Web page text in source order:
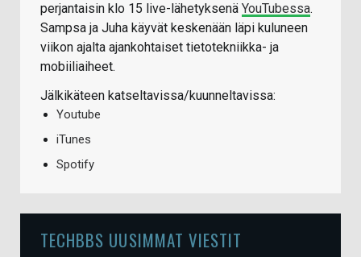
perjantaisin klo 15 live-lähetyksenä YouTubessa.
Sampsa ja Juha käyvät keskenään läpi kuluneen
viikon ajalta ajankohtaiset tietotekniikka- ja
mobiiliaiheet.
Jälkikäteen katseltavissa/kuunneltavissa:
Youtube
iTunes
Spotify
TECHBBS UUSIMMAT VIESTIT